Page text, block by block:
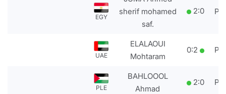
EGY
sherif mohamed
saf.
2:0
UAE
ELALAOUI
Mohtaram
0:2
PLE
BAHLOOOL
Ahmad
2:0